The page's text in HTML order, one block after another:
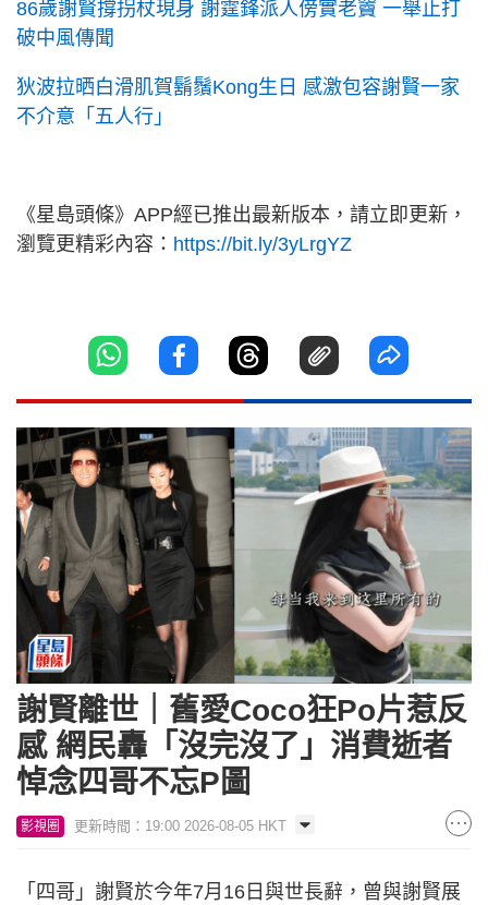
86歲謝賢撐拐杖現身 謝霆鋒派人傍實老竇 一舉止打
破中風傳聞
狄波拉晒白滑肌賀鬍鬚Kong生日 感激包容謝賢一家
不介意「五人行」
《星島頭條》APP經已推出最新版本，請立即更新，
瀏覽更精彩內容： https://bit.ly/3yLrgYZ
謝賢離世｜舊愛Coco狂Po片惹反
感 網民轟「沒完沒了」消費逝者
悼念四哥不忘P圖
影視圈 更新時間：19:00 2026-08-05 HKT
「四哥」謝賢於今年7月16日與世長辭，曾與謝賢展